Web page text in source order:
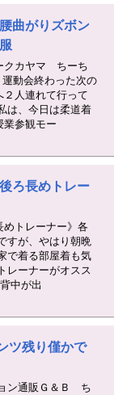
曲がりズボン
クカヤマ ちーち
動会終わった次の
２人連れて行って
は、今日は柔道着
業参観モー
ろ長めトレー
めトレーナー》各
すが、やはり朝晩
で着る部屋着も気
レーナーがオスス
中が出
ツ残り僅かで
ン通販Ｇ＆Ｂ ち